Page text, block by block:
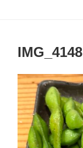
IMG_4148